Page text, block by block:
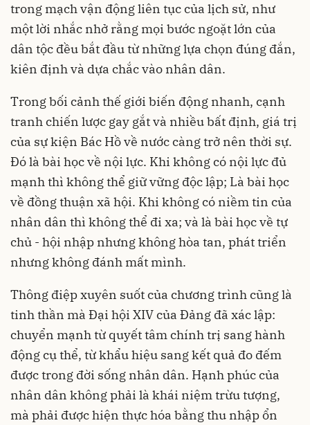
trong mạch vận động liên tục của lịch sử, như
một lời nhắc nhở rằng mọi bước ngoặt lớn của
dân tộc đều bắt đầu từ những lựa chọn đúng đắn,
kiên định và dựa chắc vào nhân dân.
Trong bối cảnh thế giới biến động nhanh, cạnh
tranh chiến lược gay gắt và nhiều bất định, giá trị
của sự kiện Bác Hồ về nước càng trở nên thời sự.
Đó là bài học về nội lực. Khi không có nội lực đủ
mạnh thì không thể giữ vững độc lập; Là bài học
về đồng thuận xã hội. Khi không có niềm tin của
nhân dân thì không thể đi xa; và là bài học về tự
chủ - hội nhập nhưng không hòa tan, phát triển
nhưng không đánh mất mình.
Thông điệp xuyên suốt của chương trình cũng là
tinh thần mà Đại hội XIV của Đảng đã xác lập:
chuyển mạnh từ quyết tâm chính trị sang hành
động cụ thể, từ khẩu hiệu sang kết quả đo đếm
được trong đời sống nhân dân. Hạnh phúc của
nhân dân không phải là khái niệm trừu tượng,
mà phải được hiện thực hóa bằng thu nhập ổn